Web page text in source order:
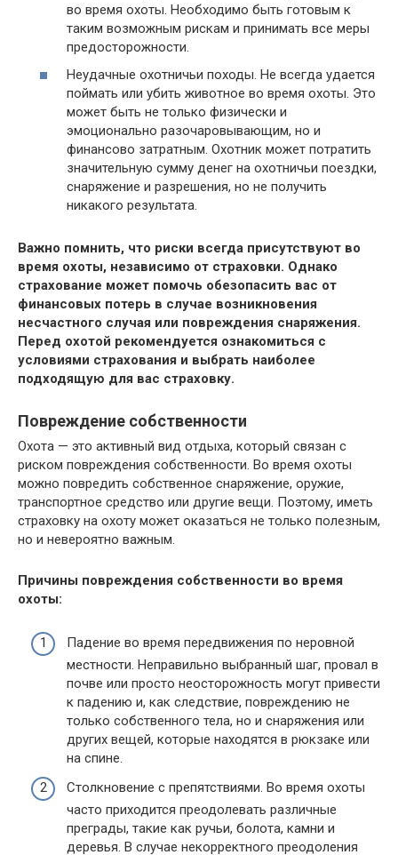
во время охоты. Необходимо быть готовым к
таким возможным рискам и принимать все меры
предосторожности.
Неудачные охотничьи походы. Не всегда удается
поймать или убить животное во время охоты. Это
может быть не только физически и
эмоционально разочаровывающим, но и
финансово затратным. Охотник может потратить
значительную сумму денег на охотничьи поездки,
снаряжение и разрешения, но не получить
никакого результата.
Важно помнить, что риски всегда присутствуют во
время охоты, независимо от страховки. Однако
страхование может помочь обезопасить вас от
финансовых потерь в случае возникновения
несчастного случая или повреждения снаряжения.
Перед охотой рекомендуется ознакомиться с
условиями страхования и выбрать наиболее
подходящую для вас страховку.
Повреждение собственности
Охота — это активный вид отдыха, который связан с
риском повреждения собственности. Во время охоты
можно повредить собственное снаряжение, оружие,
транспортное средство или другие вещи. Поэтому, иметь
страховку на охоту может оказаться не только полезным,
но и невероятно важным.
Причины повреждения собственности во время
охоты:
Падение во время передвижения по неровной
местности. Неправильно выбранный шаг, провал в
почве или просто неосторожность могут привести
к падению и, как следствие, повреждению не
только собственного тела, но и снаряжения или
других вещей, которые находятся в рюкзаке или
на спине.
Столкновение с препятствиями. Во время охоты
часто приходится преодолевать различные
преграды, такие как ручьи, болота, камни и
деревья. В случае некорректного преодоления